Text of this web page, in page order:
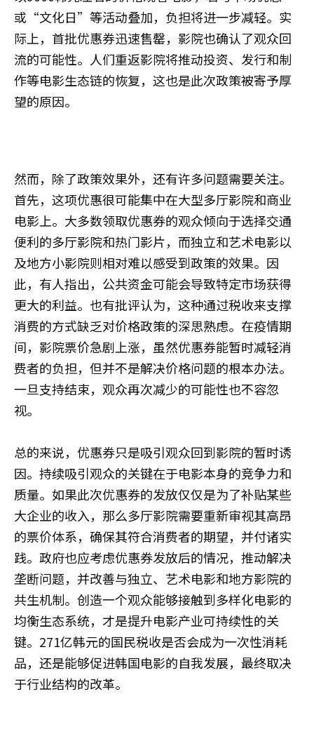
或“文化日”等活动叠加，负担将进一步减轻。实
际上，首批优惠券迅速售罄，影院也确认了观众回
流的可能性。人们重返影院将推动投资、发行和制
作等电影生态链的恢复，这也是此次政策被寄予厚
望的原因。
然而，除了政策效果外，还有许多问题需要关注。
首先，这项优惠很可能集中在大型多厅影院和商业
电影上。大多数领取优惠券的观众倾向于选择交通
便利的多厅影院和热门影片，而独立和艺术电影以
及地方小影院则相对难以感受到政策的效果。因
此，有人指出，公共资金可能会导致特定市场获得
更大的利益。也有批评认为，这种通过税收来支撑
消费的方式缺乏对价格政策的深思熟虑。在疫情期
间，影院票价急剧上涨，虽然优惠券能暂时减轻消
费者的负担，但并不是解决价格问题的根本办法。
一旦支持结束，观众再次减少的可能性也不容忽
视。
总的来说，优惠券只是吸引观众回到影院的暂时诱
因。持续吸引观众的关键在于电影本身的竞争力和
质量。如果此次优惠券的发放仅仅是为了补贴某些
大企业的收入，那么多厅影院需要重新审视其高昂
的票价体系，确保其符合消费者的期望，并付诸实
践。政府也应考虑优惠券发放后的情况，推动解决
垄断问题，并改善与独立、艺术电影和地方影院的
共生机制。创造一个观众能够接触到多样化电影的
均衡生态系统，才是提升电影产业可持续性的关
键。271亿韩元的国民税收是否会成为一次性消耗
品，还是能够促进韩国电影的自我发展，最终取决
于行业结构的改革。